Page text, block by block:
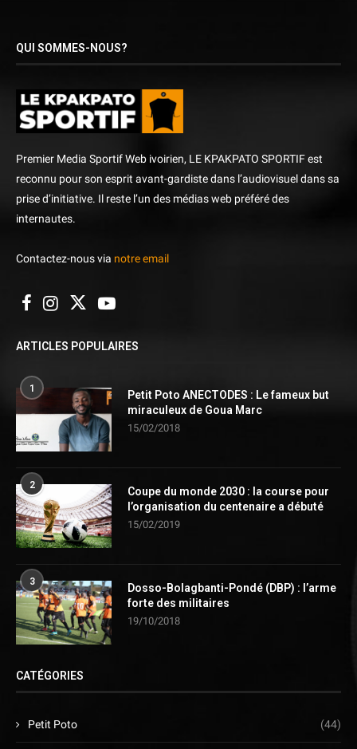
QUI SOMMES-NOUS?
Premier Media Sportif Web ivoirien, LE KPAKPATO SPORTIF est
reconnu pour son esprit avant-gardiste dans l’audiovisuel dans sa
prise d’initiative. Il reste l’un des médias web préféré des
internautes.
Contactez-nous via notre email
ARTICLES POPULAIRES
1
Petit Poto ANECTODES : Le fameux but
miraculeux de Goua Marc
15/02/2018
2
Coupe du monde 2030 : la course pour
l’organisation du centenaire a débuté
15/02/2019
3
Dosso-Bolagbanti-Pondé (DBP) : l’arme
forte des militaires
19/10/2018
CATÉGORIES
Petit Poto (44)